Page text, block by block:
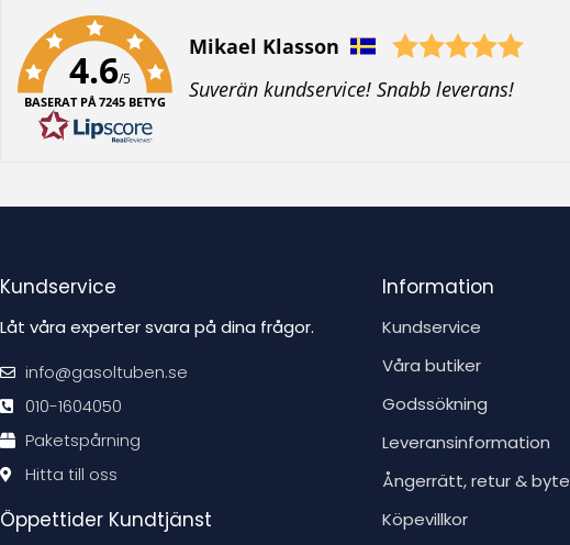
4.6/5
BASERAT PÅ 7245 BETYG
Författare:
Mikael Klasson
T
Suverän kundservice! Snabb leverans!
Kundservice
Låt våra experter svara på dina frågor.
info@gasoltuben.se
010-1604050
Paketspårning
Hitta till oss
Öppettider Kundtjänst
Information
Kundservice
Våra butiker
Godssökning
Leveransinformation
Ångerrätt, retur & byte
Köpevillkor